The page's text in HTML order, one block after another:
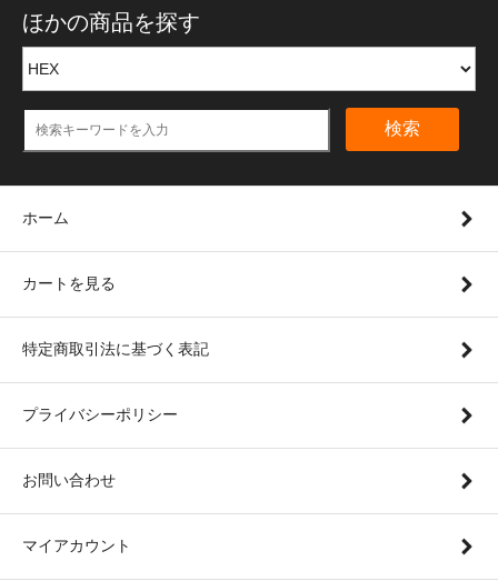
ほかの商品を探す
検索
ホーム
カートを見る
特定商取引法に基づく表記
プライバシーポリシー
お問い合わせ
マイアカウント